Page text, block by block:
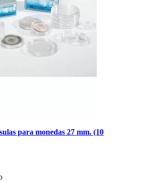
para monedas 27 mm. (10